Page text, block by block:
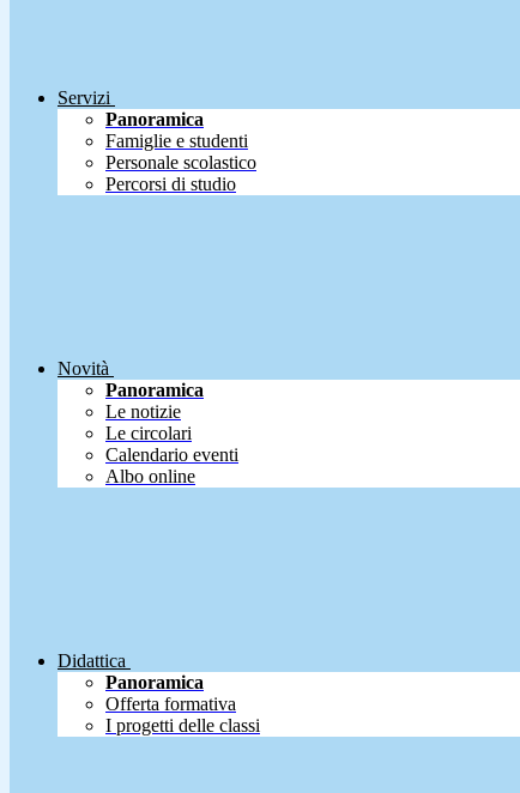
Servizi
Panoramica
Famiglie e studenti
Personale scolastico
Percorsi di studio
Novità
Panoramica
Le notizie
Le circolari
Calendario eventi
Albo online
Didattica
Panoramica
Offerta formativa
I progetti delle classi